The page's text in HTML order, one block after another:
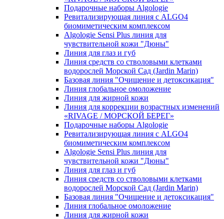
Подарочные наборы Algologie
Ревитализирующая линия с ALGO4
биомиметическим комплексом
Algologie Sensi Plus линия для
чувcтвительной кожи "Дюны"
Линия для глаз и губ
Линия средств со стволовыми клетками
водорослей Морской Сад (Jardin Marin)
Базовая линия "Очищение и детоксикация"
Линия глобальное омоложение
Линия для жирной кожи
Линия для коррекции возрастных изменений
«RIVAGE / МОРСКОЙ БЕРЕГ»
Подарочные наборы Algologie
Ревитализирующая линия с ALGO4
биомиметическим комплексом
Algologie Sensi Plus линия для
чувcтвительной кожи "Дюны"
Линия для глаз и губ
Линия средств со стволовыми клетками
водорослей Морской Сад (Jardin Marin)
Базовая линия "Очищение и детоксикация"
Линия глобальное омоложение
Линия для жирной кожи